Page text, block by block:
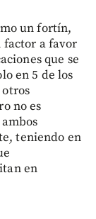
un fortín,
factor a favor
que se
en 5 de los
no es
teniendo en
en